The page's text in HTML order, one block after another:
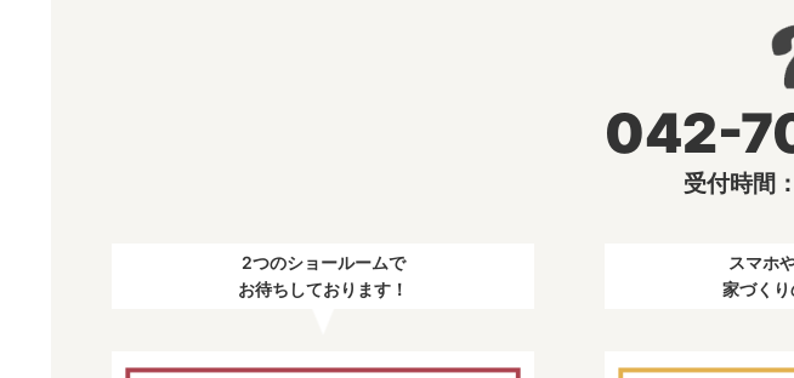
042-
受付時間
2つのショールームで
お待ちしております！
スマホ
家づくり